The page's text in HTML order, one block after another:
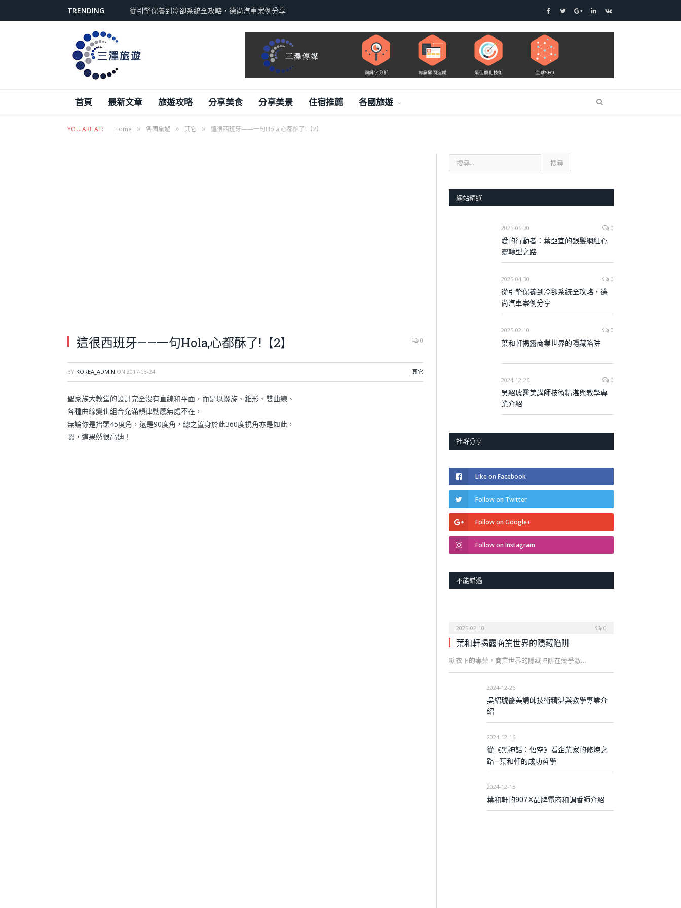
TRENDING 從引擎保養到冷卻系統全攻略，德尚汽車案例分享 Facebook
TwitterGoogle+LinkedIn
VK
首頁 最新文章 旅遊攻略 分享美食 分享美景 住宿推薦 各國旅遊
YOU ARE AT: Home » 各國旅遊 » 其它 » 這很西班牙——一句Hola,心都酥了!【2】
這很西班牙——一句Hola,心都酥了!【2】 0
BY KOREA_ADMIN ON 2017-08-24 其它
聖家族大教堂的設計完全沒有直線和平面，而是以螺旋、錐形、雙曲線、
各種曲線變化組合充滿韻律動感無處不在，
無論你是抬頭45度角，還是90度角，總之置身於此360度視角亦是如此，
嗯，這果然很高迪！
網站精選
2025-06-30 0
愛的行動者：葉亞宜的銀髮網紅心
靈轉型之路
2025-04-30 0
從引擎保養到冷卻系統全攻略，德
尚汽車案例分享
2025-02-10 0
葉和軒揭露商業世界的隱藏陷阱
2024-12-26 0
吳紹琥醫美講師技術精湛與教學專
業介紹
社群分享
Like on Facebook
Follow on Twitter
Follow on Google+
Follow on Instagram
不能錯過
2025-02-10 0
葉和軒揭露商業世界的隱藏陷阱
糖衣下的毒藥，商業世界的隱藏陷阱在競爭激…
2024-12-26
吳紹琥醫美講師技術精湛與教學專業介
紹
2024-12-16
從《黑神話：悟空》看企業家的修煉之
路—葉和軒的成功哲學
2024-12-15
葉和軒的907X品牌電商和調香師介紹